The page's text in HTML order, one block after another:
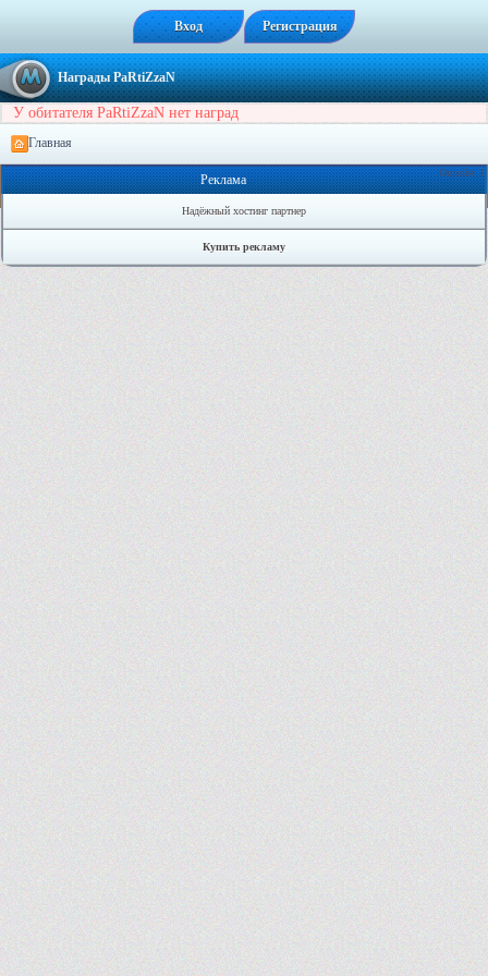
Вход Регистрация
Награды PaRtiZzaN
У обитателя PaRtiZzaN нет наград
Главная
Онлайн: 1
Реклама
Надёжный хостинг партнер
Купить рекламу